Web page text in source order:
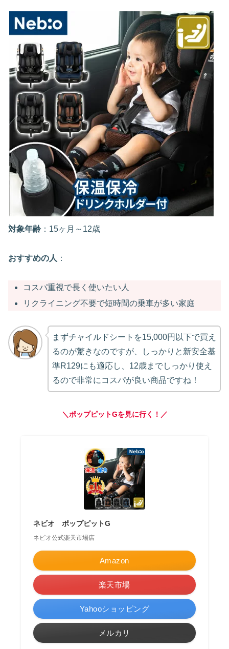
対象年齢 ：15ヶ月～12歳
おすすめの人 ：
コスパ重視で長く使いたい人
リクライニング不要で短時間の乗車が多い家庭
まずチャイルドシートを15,000円以下で買え
るのが驚きなのですが、しっかりと新安全基
準R129にも適応し、12歳までしっかり使え
るので非常にコスパが良い商品ですね！
＼ポップピットGを見に行く！／
ネビオ ポップピットG
ネビオ公式楽天市場店
Amazon
楽天市場
Yahooショッピング
メルカリ